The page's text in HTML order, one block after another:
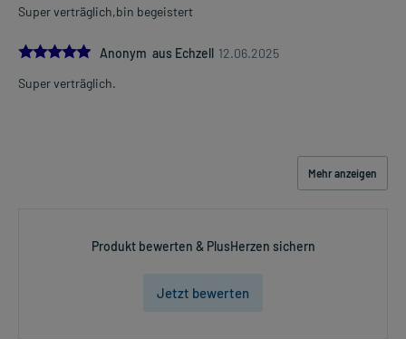
Super verträglich,bin begeistert
5.0Anonym aus Echzell 12.06.2025
Super verträglich.
Mehr anzeigen
Produkt bewerten & PlusHerzen sichern
Jetzt bewerten